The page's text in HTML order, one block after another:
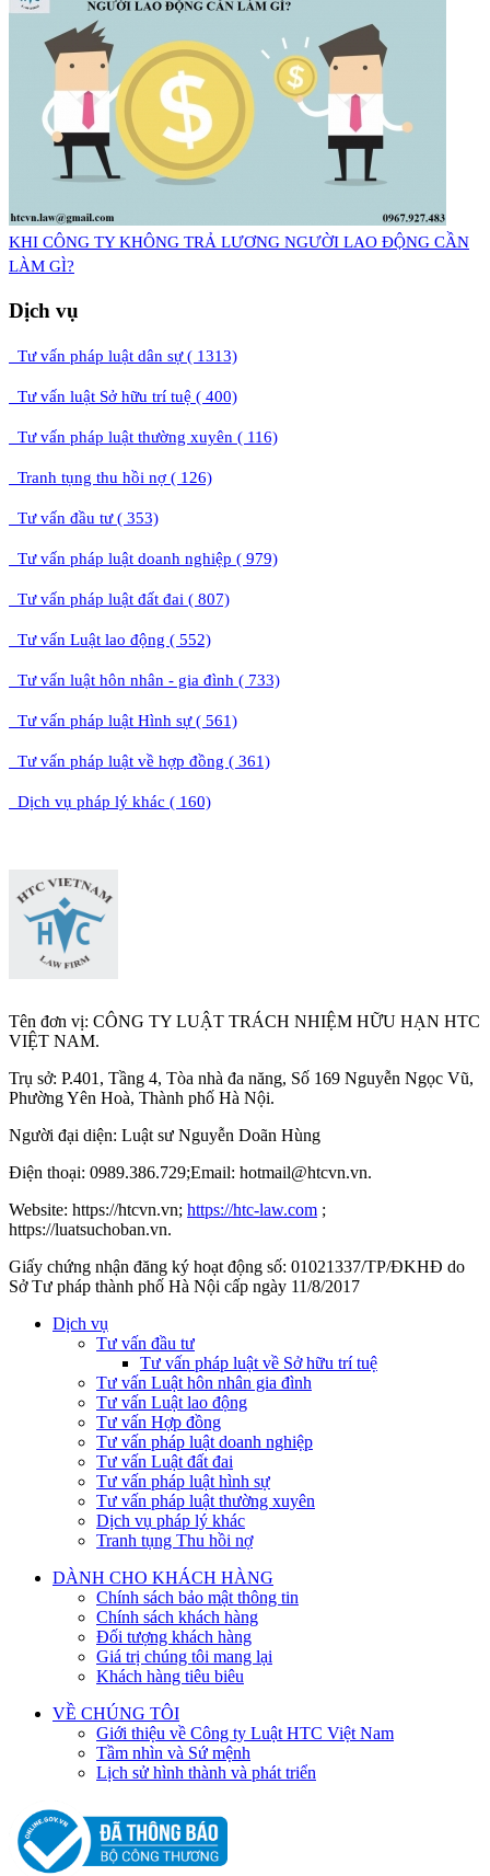
​KHI CÔNG TY KHÔNG TRẢ LƯƠNG NGƯỜI LAO ĐỘNG CẦN
LÀM GÌ?
Dịch vụ
Tư vấn pháp luật dân sự ( 1313)
Tư vấn luật Sở hữu trí tuệ ( 400)
Tư vấn pháp luật thường xuyên ( 116)
Tranh tụng thu hồi nợ ( 126)
Tư vấn đầu tư ( 353)
Tư vấn pháp luật doanh nghiệp ( 979)
Tư vấn pháp luật đất đai ( 807)
Tư vấn Luật lao động ( 552)
Tư vấn luật hôn nhân - gia đình ( 733)
Tư vấn pháp luật Hình sự ( 561)
Tư vấn pháp luật về hợp đồng ( 361)
Dịch vụ pháp lý khác ( 160)
Tên đơn vị: CÔNG TY LUẬT TRÁCH NHIỆM HỮU HẠN HTC
VIỆT NAM.
Trụ sở: P.401, Tầng 4, Tòa nhà đa năng, Số 169 Nguyễn Ngọc Vũ,
Phường Yên Hoà, Thành phố Hà Nội.
Người đại diện: Luật sư Nguyễn Doãn Hùng
Điện thoại: 0989.386.729;Email: hotmail@htcvn.vn.
Website: https://htcvn.vn; https://htc-law.com ;
https://luatsuchoban.vn.
Giấy chứng nhận đăng ký hoạt động số: 01021337/TP/ĐKHĐ do
Sở Tư pháp thành phố Hà Nội cấp ngày 11/8/2017
Dịch vụ
Tư vấn đầu tư
Tư vấn pháp luật về Sở hữu trí tuệ
Tư vấn Luật hôn nhân gia đình
Tư vấn Luật lao động
Tư vấn Hợp đồng
Tư vấn pháp luật doanh nghiệp
Tư vấn Luật đất đai
Tư vấn pháp luật hình sự
Tư vấn pháp luật thường xuyên
Dịch vụ pháp lý khác
Tranh tụng Thu hồi nợ
DÀNH CHO KHÁCH HÀNG
Chính sách bảo mật thông tin
Chính sách khách hàng
Đối tượng khách hàng
Giá trị chúng tôi mang lại
Khách hàng tiêu biêu
VỀ CHÚNG TÔI
Giới thiệu về Công ty Luật HTC Việt Nam
Tầm nhìn và Sứ mệnh
Lịch sử hình thành và phát triển